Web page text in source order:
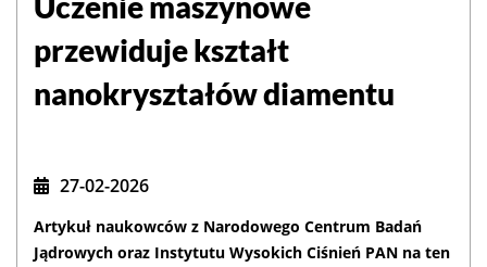
przewiduje kształt
nanokryształów diamentu
27-02-2026
Artykuł naukowców z Narodowego Centrum Badań
Jądrowych oraz Instytutu Wysokich Ciśnień PAN na ten